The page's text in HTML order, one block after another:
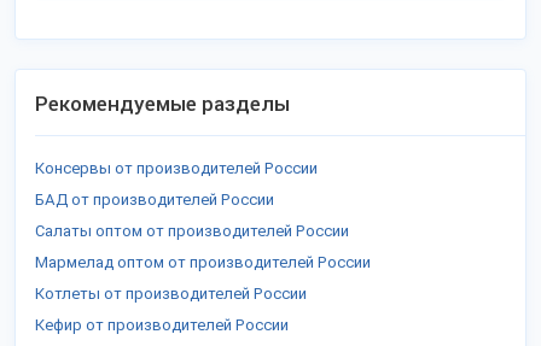
Рекомендуемые разделы
Консервы от производителей России
БАД от производителей России
Салаты оптом от производителей России
Мармелад оптом от производителей России
Котлеты от производителей России
Кефир от производителей России